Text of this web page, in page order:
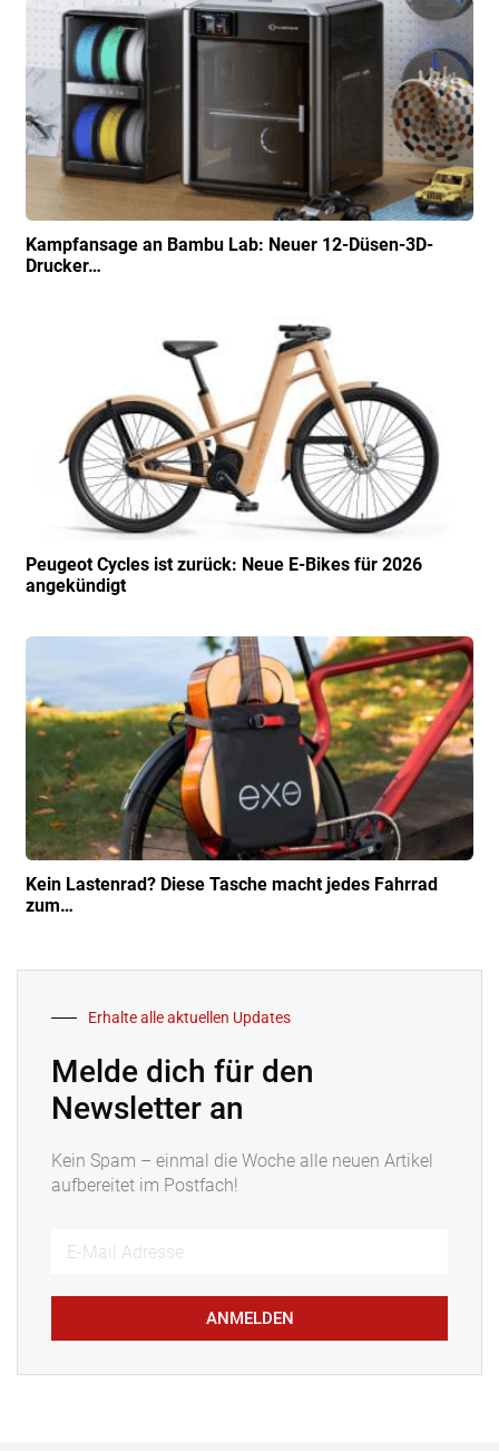
Kampfansage an Bambu Lab: Neuer 12-Düsen-3D-
Drucker…
Peugeot Cycles ist zurück: Neue E-Bikes für 2026
angekündigt
Kein Lastenrad? Diese Tasche macht jedes Fahrrad
zum…
Erhalte alle aktuellen Updates
Melde dich für den
Newsletter an
Kein Spam – einmal die Woche alle neuen Artikel
aufbereitet im Postfach!
ANMELDEN